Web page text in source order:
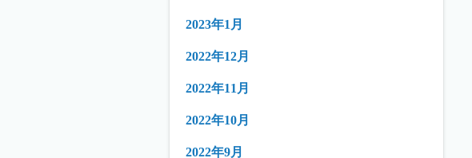
2023年1月
2022年12月
2022年11月
2022年10月
2022年9月